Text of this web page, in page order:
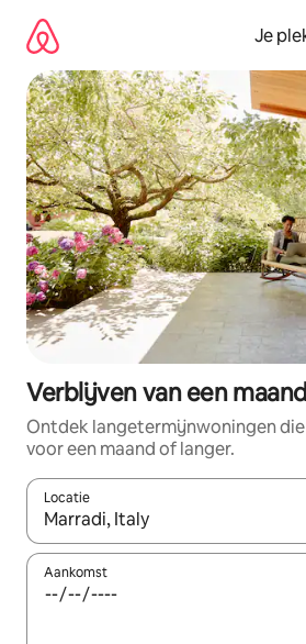
direct
naar
inhoud
Je
Verblijven van een
Ontdek langetermijnwoningen die
voor een maand of langer.
Locatie
Wanneer er resultaten beschikbaar
Aankomst